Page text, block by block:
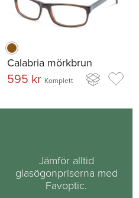
Calabria mörkbrun
595 kr Komplett
Jämför alltid
glasögonpriserna med
Favoptic.